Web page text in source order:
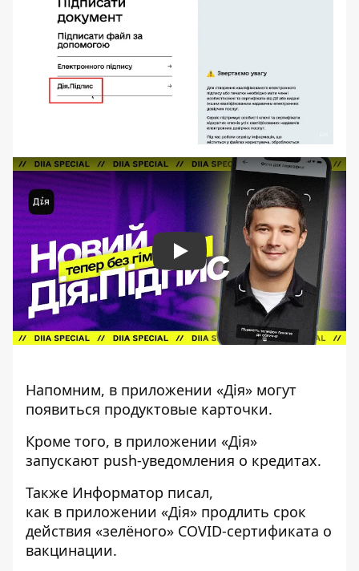
Play
Напомним, в приложении «Дія» могут
появиться продуктовые карточки.
Кроме того, в приложении «Дія»
запускают push-уведомления о кредитах.
Также Информатор писал,
как в приложении «Дія» продлить срок
действия «зелёного» COVID-сертификата о
вакцинации.